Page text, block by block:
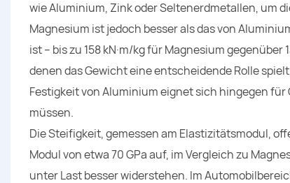
wie Aluminium, Zink oder Seltenerdmetallen, um
Magnesium ist jedoch besser als das von
ist – bis zu 158 kN·m/kg für Magnesium
denen das Gewicht eine entscheidende Rolle
Festigkeit von Aluminium eignet sich hingegen
müssen.
Die Steifigkeit, gemessen am Elastizitätsmodul,
Modul von etwa 70 GPa auf, im Vergleich zu
unter Last besser widerstehen. Im